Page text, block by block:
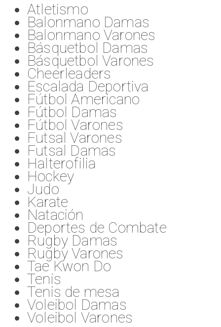
Atletismo
Balonmano Damas
Balonmano Varones
Básquetbol Damas
Básquetbol Varones
Cheerleaders
Escalada Deportiva
Fútbol Americano
Fútbol Damas
Fútbol Varones
Futsal Varones
Futsal Damas
Halterofilia
Hockey
Judo
Karate
Natación
Deportes de Combate
Rugby Damas
Rugby Varones
Tae Kwon Do
Tenis
Tenis de mesa
Voleibol Damas
Voleibol Varones